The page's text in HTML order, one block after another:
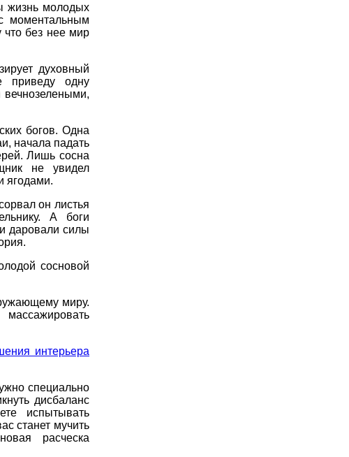
жизнь молодых
моментальным
без нее мир
духовный
приведу одну
богов. Одна
начала падать
Лишь сосна
не увидел
ягодами.
он листья
А боги
даровали силы
сосновой
миру.
интерьера
специально
дисбаланс
испытывать
станет мучить
расческа